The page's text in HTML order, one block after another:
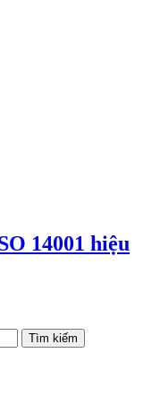
14001 hiệu